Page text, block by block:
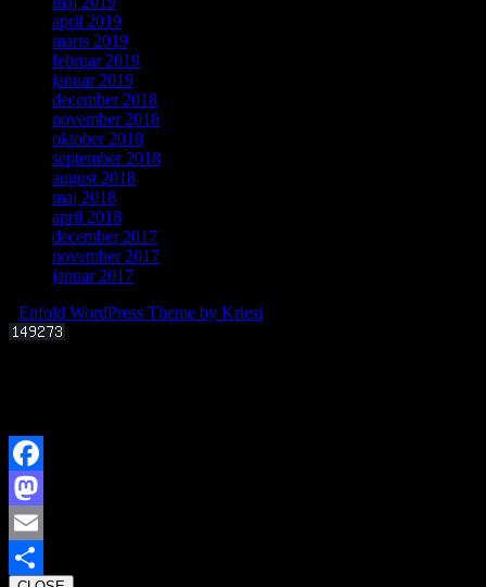
april 2019
marts 2019
februar 2019
januar 2019
december 2018
november 2018
oktober 2018
september 2018
august 2018
maj 2018
april 2018
december 2017
november 2017
januar 2017
Enfold WordPress Theme by Kriesi
Facebook
Mastodon
Email